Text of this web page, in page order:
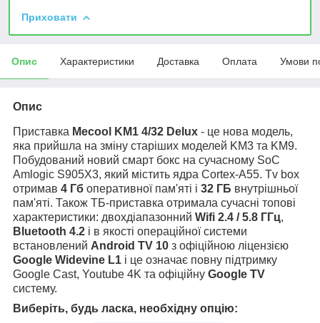
Приховати
Опис Характеристики Доставка Оплата Умови
Опис
Приставка Mecool KM1 4/32 Delux - це нова модель,
яка прийшла на зміну старіших моделей KM3 та KM9.
Побудований новий смарт бокс на сучасному SoC
Amlogic S905X3, який містить ядра Cortex-A55. Tv box
отримав 4 Гб оперативної пам'яті і 32 ГБ внутрішньої
пам'яті. Також ТБ-приставка отримала сучасні топові
характеристики: двохдіапазонний Wifi 2.4 / 5.8 ГГц,
Bluetooth 4.2 і в якості операційної системи
встановлений Android TV 10 з офіційною ліцензією
Google Widevine L1 і це означає повну підтримку
Google Cast, Youtube 4K та офіційну Google TV
систему.
Виберіть, будь ласка, необхідну опцію: